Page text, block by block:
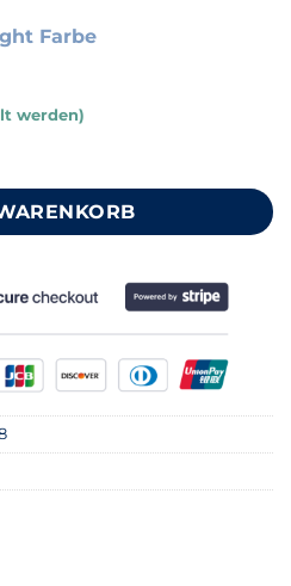
Farbe
werden)
100x140 cm Menge